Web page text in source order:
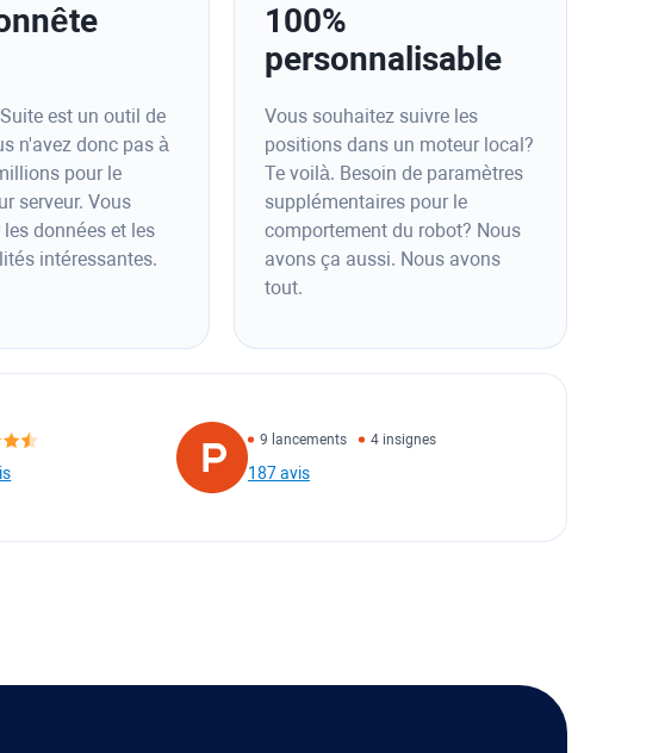
est un outil de
n'avez donc pas à
pour le
serveur. Vous
données et les
intéressantes.
100%
personnalisable
Vous souhaitez suivre les
positions dans un moteur local?
Te voilà. Besoin de paramètres
supplémentaires pour le
comportement du robot? Nous
avons ça aussi. Nous avons
tout.
9 lancements 4 insignes
187 avis